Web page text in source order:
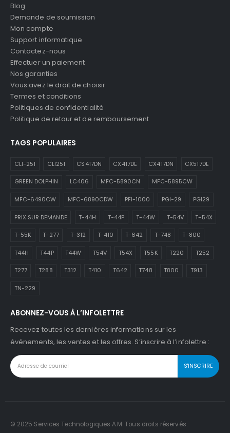
Blog
Demande de soumission
Mon compte
Support informatique
Contactez-nous
Effectuer un paiement
Nos garanties
Vous avez le droit de choisir
Termes et conditions
Politiques de confidentialité
Politique de retour et de remboursement
TAGS POPULAIRES
CLI-251 CLI251 CS417DN CX417DE CX417DN CX517DE
GREEN DOLPHIN LC406 MFC-5890CN MFC-5895CW
MFC-6490CW MFC-6890CDW PFI-1000 PGI-29 PGI29
PRIX SUR DEMANDE T-44H T-44P T-44W T-54V T-54X
T-55K T-277 T-312 T-410 T-642 T-748 T-800
T44H T44P T44W T54V T54X T55K T220 T252
T277 T288 T312 T410 T642 T748 T800 T913
TN-229
ABONNEZ-VOUS À L’INFOLETTRE
Recevez toutes les dernières informations sur les
événements, les ventes et les offres. S’inscrire à l’infolettre :
© 2025 Services Technologiques A.M. Tous droits réservés.